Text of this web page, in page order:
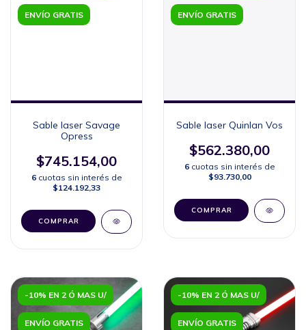
ENVÍO GRATIS
Sable laser Savage
Opress
$745.154,00
6 cuotas sin interés de
$124.192,33
COMPRAR
ENVÍO GRATIS
Sable laser Quinlan Vos
$562.380,00
6 cuotas sin interés de
$93.730,00
COMPRAR
-10% EN 2 Ó MAS U/
ENVÍO GRATIS
-10% EN 2 Ó MAS U/
ENVÍO GRATIS